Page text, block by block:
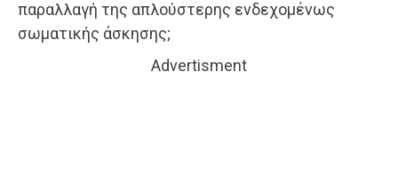
παραλλαγή της απλούστερης ενδεχομένως
σωματικής άσκησης;
Advertisment